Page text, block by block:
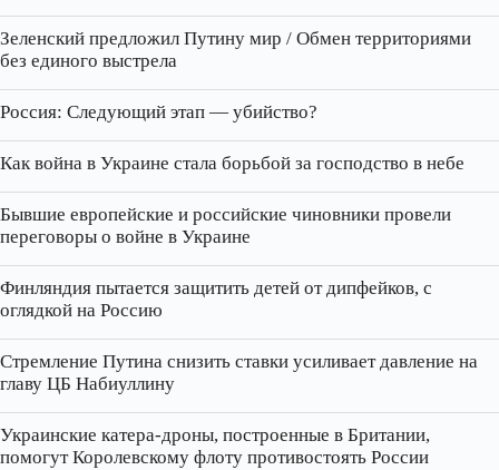
Зеленский предложил Путину мир / Обмен территориями
без единого выстрела
Россия: Следующий этап — убийство?
Как война в Украине стала борьбой за господство в небе
Бывшие европейские и российские чиновники провели
переговоры о войне в Украине
Финляндия пытается защитить детей от дипфейков, с
оглядкой на Россию
Стремление Путина снизить ставки усиливает давление на
главу ЦБ Набиуллину
Украинские катера‑дроны, построенные в Британии,
помогут Королевскому флоту противостоять России